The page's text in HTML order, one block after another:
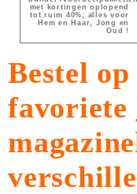
met kortingen oplopend
tot ruim 40%; alles voor
Hem en Haar, Jong en
Oud !
Bestel
favoriete